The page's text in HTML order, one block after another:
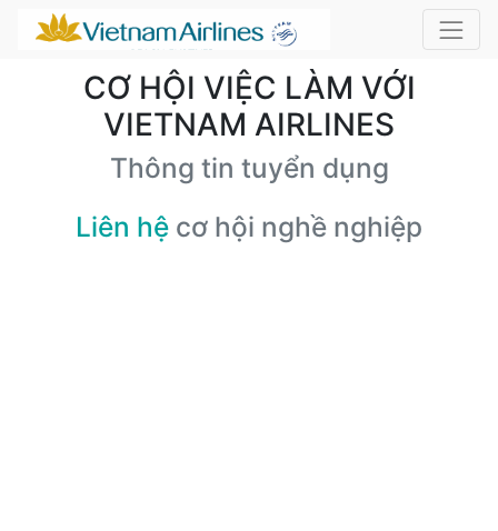
CƠ HỘI VIỆC LÀM VỚI
VIETNAM AIRLINES
Thông tin tuyển dụng
Liên hệ cơ hội nghề nghiệp